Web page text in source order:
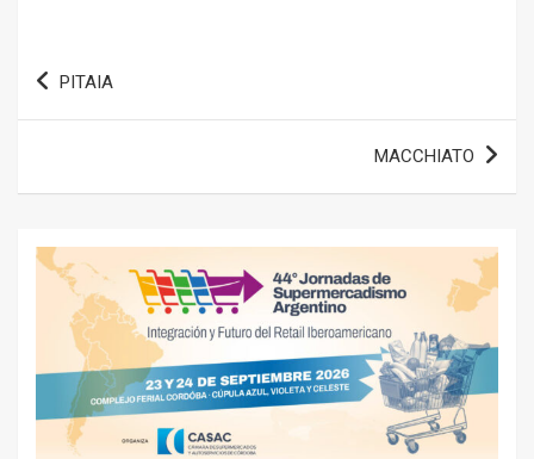
Navegación
PITAIA
MACCHIATO